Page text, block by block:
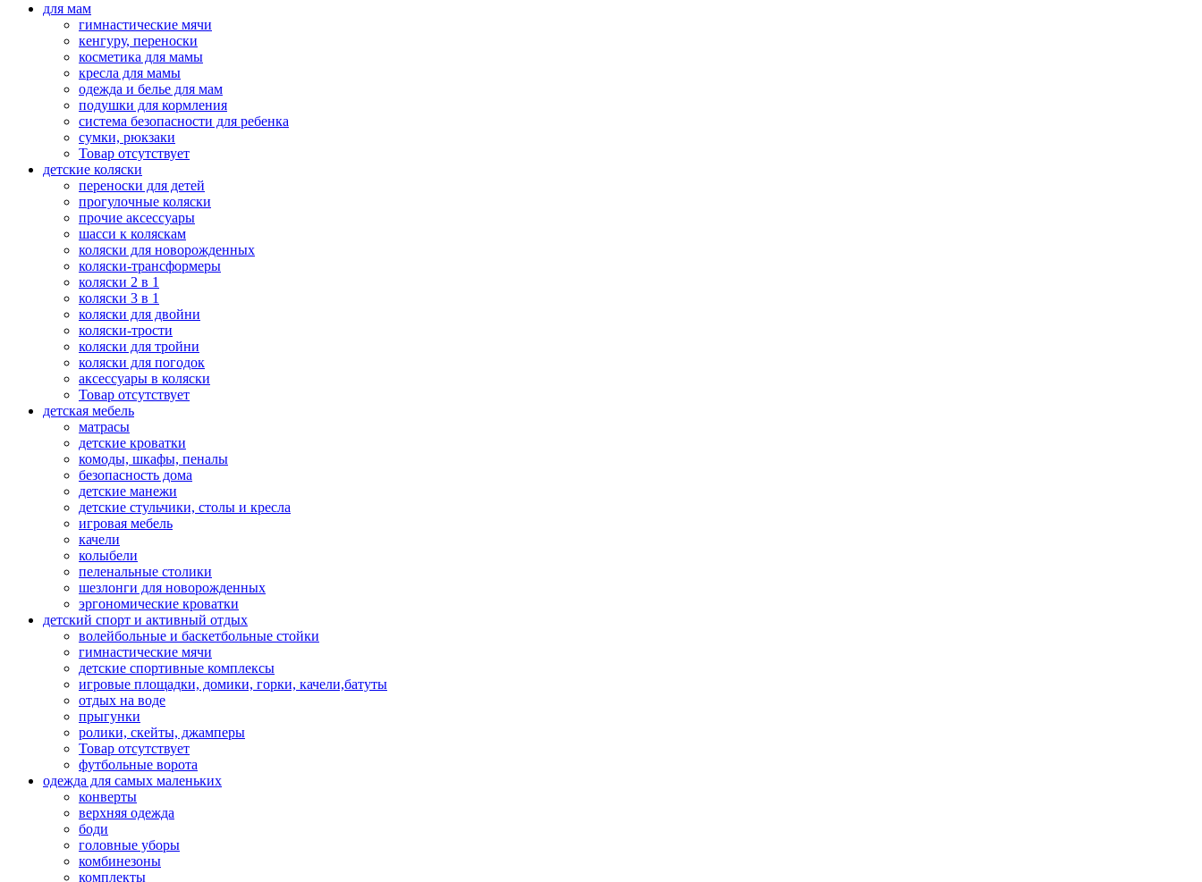
для мам
гимнастические мячи
кенгуру, переноски
косметика для мамы
кресла для мамы
одежда и белье для мам
подушки для кормления
система безопасности для ребенка
сумки, рюкзаки
Товар отсутствует
детские коляски
переноски для детей
прогулочные коляски
прочие аксессуары
шасси к коляскам
коляски для новорожденных
коляски-трансформеры
коляски 2 в 1
коляски 3 в 1
коляски для двойни
коляски-трости
коляски для тройни
коляски для погодок
аксессуары в коляски
Товар отсутствует
детская мебель
матрасы
детские кроватки
комоды, шкафы, пеналы
безопасность дома
детские манежи
детские стульчики, столы и кресла
игровая мебель
качели
колыбели
пеленальные столики
шезлонги для новорожденных
эргономические кроватки
детский спорт и активный отдых
волейбольные и баскетбольные стойки
гимнастические мячи
детские спортивные комплексы
игровые площадки, домики, горки, качели,батуты
отдых на воде
прыгунки
ролики, скейты, джамперы
Товар отсутствует
футбольные ворота
одежда для самых маленьких
конверты
верхняя одежда
боди
головные уборы
комбинезоны
комплекты